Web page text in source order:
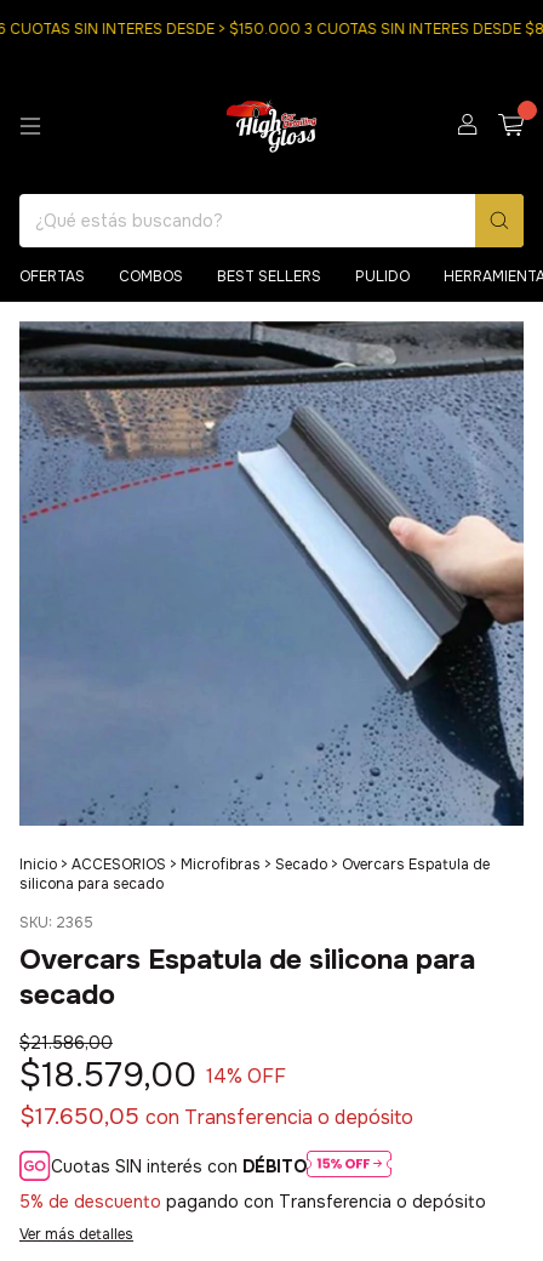
SIN INTERES DESDE > $150.000 3 CUOTAS SIN INTERES DESDE
OFERTAS COMBOS BEST SELLERS PULIDO
Inicio > ACCESORIOS > Microfibras > Secado > Overcars Espatula de
silicona para secado
SKU: 2365
Overcars Espatula de silicona para
secado
$21.586,00
$18.579,00 14% OFF
$17.650,05 con Transferencia o depósito
Cuotas SIN interés con DÉBITO
5% de descuento pagando con Transferencia o depósito
Ver más detalles